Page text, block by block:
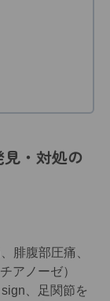
・対処の
腓腹部圧痛、
アノーゼ）
sign、足関節を